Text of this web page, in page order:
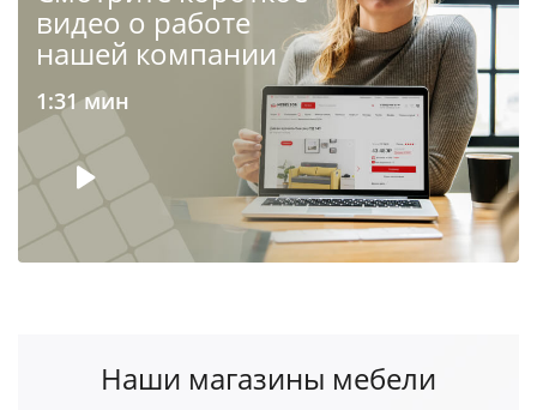
видео о работе
нашей компании
1:31 мин
Наши магазины мебели